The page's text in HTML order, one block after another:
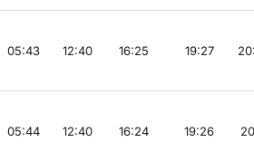
05:43 12:40 16:25 19:27
05:44 12:40 16:24 19:26